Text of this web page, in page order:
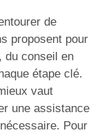
de
proposent pour
du conseil en
étape clé.
vaut
une assistance
Pour